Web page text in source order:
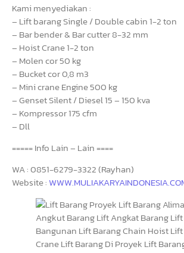
Kami menyediakan :
– Lift barang Single / Double cabin 1-2 ton
– Bar bender & Bar cutter 8-32 mm
– Hoist Crane 1-2 ton
– Molen cor 50 kg
– Bucket cor 0,8 m3
– Mini crane Engine 500 kg
– Genset Silent / Diesel 15 – 150 kva
– Kompressor 175 cfm
– Dll
===== Info Lain – Lain ====
WA : 0851-6279-3322 (Rayhan)
Website :